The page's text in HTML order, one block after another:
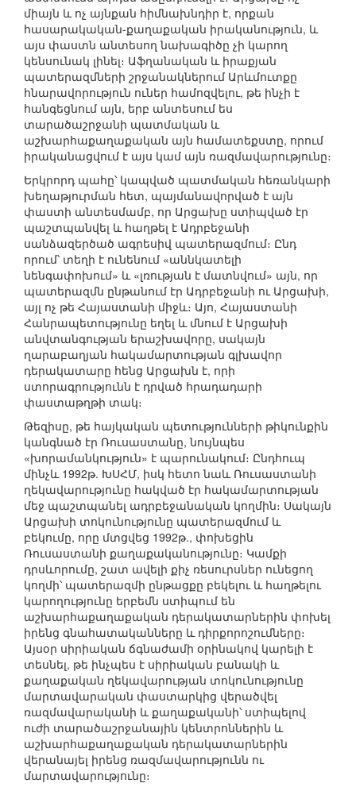
միայն և ոչ այնքան հիմնախնդիր է, որքան
հասարակական-քաղաքական իրականություն, և
այս փաստն անտեսող նախագիծը չի կարող
կենսունակ լինել։ Աֆղանական և իրաքյան
պատերազմների շրջանակներում Արևմուտքը
հնարավորություն ուներ համոզվելու, թե ինչի է
հանգեցնում այն, երբ անտեսում ես
տարածաշրջանի պատմական և
աշխարհաքաղաքական այն համատեքստը, որում
իրականացվում է այս կամ այն ռազմավարությունը։
Երկրորդ պահը՝ կապված պատմական հեռանկարի
խեղաթյուրման հետ, պայմանավորված է այն
փաստի անտեսմամբ, որ Արցախը ստիպված էր
պաշտպանվել և հաղթել է Ադրբեջանի
սանձազերծած ագրեսիվ պատերազմում։ Ընդ
որում՝ տեղի է ունենում «աննկատելի
նենգափոխում» և «լռության է մատնվում» այն, որ
պատերազմն ընթանում էր Ադրբեջանի ու Արցախի,
այլ ոչ թե Հայաստանի միջև։ Այո, Հայաստանի
Հանրապետությունը եղել և մնում է Արցախի
անվտանգության երաշխավորը, սակայն
ղարաբաղյան հակամարտության գլխավոր
դերակատարը հենց Արցախն է, որի
ստորագրությունն է դրված հրադադարի
փաստաթղթի տակ։
Թեզիսը, թե հայկական պետությունների թիկունքին
կանգնած էր Ռուսաստանը, նույնպես
«խորամանկություն» է պարունակում։ Ընդհուպ
մինչև 1992թ. ԽՍՀՄ, իսկ հետո նաև Ռուսաստանի
ղեկավարությունը հակված էր հակամարտության
մեջ պաշտպանել ադրբեջանական կողմին։ Սակայն
Արցախի տոկունությունը պատերազմում և
բեկումը, որը մտցվեց 1992թ., փոխեցին
Ռուսաստանի քաղաքականությունը։ Կամքի
դրսևորումը, շատ ավելի քիչ ռեսուրսներ ունեցող
կողմի՝ պատերազմի ընթացքը բեկելու և հաղթելու
կարողությունը երբեմն ստիպում են
աշխարհաքաղաքական դերակատարներին փոխել
իրենց գնահատականները և դիրքորոշումները։
Այսօր սիրիական ճգնաժամի օրինակով կարելի է
տեսնել, թե ինչպես է սիրիական բանակի և
քաղաքական ղեկավարության տոկունությունը
մարտավարական փաստարկից վերածվել
ռազմավարականի և քաղաքականի՝ ստիպելով
ուժի տարածաշրջանային կենտրոններին և
աշխարհաքաղաքական դերակատարներին
վերանայել իրենց ռազմավարությունն ու
մարտավարությունը։